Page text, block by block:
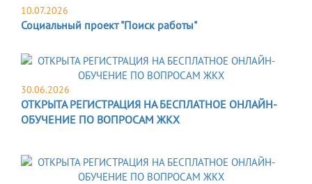
10.07.2026
Социальный проект "Поиск работы"
30.06.2026
ОТКРЫТА РЕГИСТРАЦИЯ НА БЕСПЛАТНОЕ ОНЛАЙН-
ОБУЧЕНИЕ ПО ВОПРОСАМ ЖКХ